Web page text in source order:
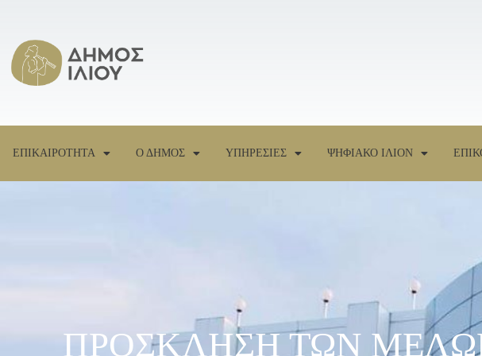
ΕΠΙΚΑΙΡΟΤΗΤΑ Ο ΔΗΜΟΣ ΥΠΗΡΕΣΙΕΣ ΨΗΦΙΑΚΟ ΙΛΙΟΝ
ΠΡΟΣΚΛΗΣΗ ΤΩΝ